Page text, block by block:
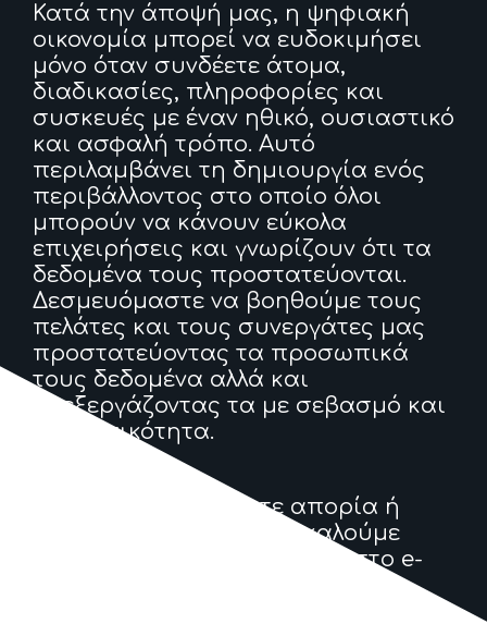
Κατά την άποψή μας, η ψηφιακή
οικονομία μπορεί να ευδοκιμήσει
μόνο όταν συνδέετε άτομα,
διαδικασίες, πληροφορίες και
συσκευές με έναν ηθικό, ουσιαστικό
και ασφαλή τρόπο. Αυτό
περιλαμβάνει τη δημιουργία ενός
περιβάλλοντος στο οποίο όλοι
μπορούν να κάνουν εύκολα
επιχειρήσεις και γνωρίζουν ότι τα
δεδομένα τους προστατεύονται.
Δεσμευόμαστε να βοηθούμε τους
πελάτες και τους συνεργάτες μας
προστατεύοντας τα προσωπικά
τους δεδομένα αλλά και
επεξεργάζοντας τα με σεβασμό και
διακριτικότητα.
Για οποιαδήποτε απορία ή
διευκρίνηση παρακαλούμε
επικοινωνήστε μαζί μας στο e-